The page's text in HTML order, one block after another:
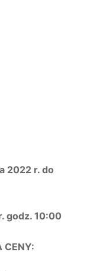
2022 r. do
godz. 10:00
CENY: